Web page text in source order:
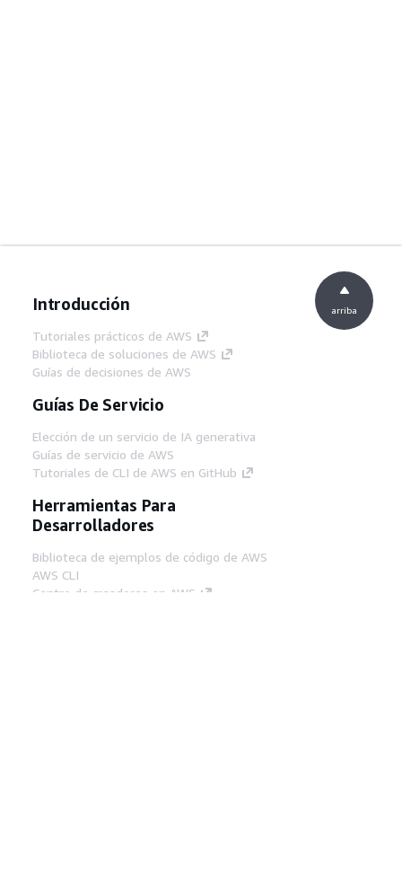
Introducción
Tutoriales prácticos de AWS
Biblioteca de soluciones de AWS
Guías de decisiones de AWS
Guías De Servicio
Elección de un servicio de IA generativa
Guías de servicio de AWS
Tutoriales de CLI de AWS en GitHub
Herramientas Para
Desarrolladores
Biblioteca de ejemplos de código de AWS
AWS CLI
Centro de creadores en AWS
arriba